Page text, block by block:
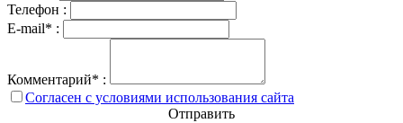
Телефон :
E-mail* :
Комментарий* :
Согласен с условиями использования сайта
Отправить